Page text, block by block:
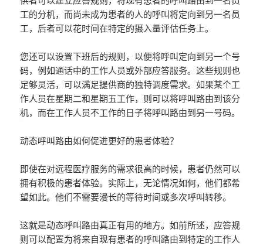
工的分机，而尚未成为患者的人的呼叫将定向到另一名员
工，后者可以花时间在特定的摄入量评估任务上。
您还可以设置下班后的规则，以便将呼叫定向到另一个号
码，例如通话中的工作人员或外部应答服务。这些规则也
足够灵活，可以满足提供商的独特调度需求。如果某个工
作人员在星期二和星期五工作，则可以将呼叫路由到该分
机，而在工作人员不工作的日子将呼叫路由到另一号码。
动态呼叫路由如何促进更好的患者体验？
即使在对远程医疗服务的需求很高的时候，患者仍然可以
拥有积极的患者体验。实际上，无论情况如何，他们都希
望如此。他们不需要漫长的等待时间或多次呼叫转移。
这就是动态呼叫路由真正有用的地方。如前所述，应答规
则可以配置为将来自现有患者的呼叫路由到特定的工作人